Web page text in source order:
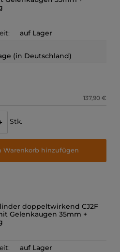
auf Lager
(in Deutschland)
137,90 €
Stk.
Warenkorb hinzufügen
doppeltwirkend CJ2F
Gelenkaugen 35mm +
auf Lager